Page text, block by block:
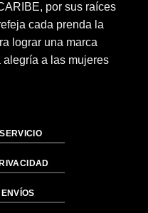
por sus raíces
cada prenda la
lograr una marca
a las mujeres